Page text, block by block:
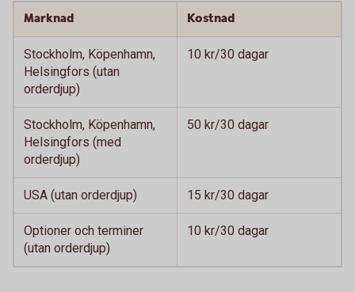
Marknad Kostnad
Stockholm, Köpenhamn,
Helsingfors (utan
orderdjup)
10 kr/30 dagar
Stockholm, Köpenhamn,
Helsingfors (med
orderdjup)
50 kr/30 dagar
USA (utan orderdjup) 15 kr/30 dagar
Optioner och terminer
(utan orderdjup)
10 kr/30 dagar